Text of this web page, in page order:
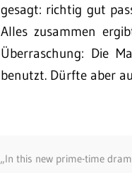
gesagt: richtig gut
Alles zusammen
Überraschung: Die
benutzt. Dürfte aber
„In this new prime-time